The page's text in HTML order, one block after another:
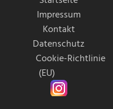
Impressum
Kontakt
Datenschutz
Cookie-Richtlinie
(EU)
Instagram